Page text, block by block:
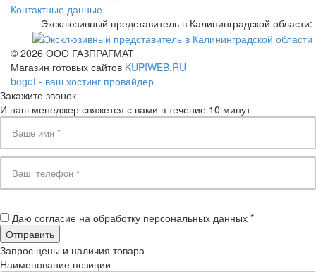
Контактные данные
Эксклюзивный представитель в Калининградской области:
© 2026 ООО ГАЗПРАГМАТ
Магазин готовых сайтов KUPIWEB.RU
beget - ваш хостинг провайдер
Закажите звонок
И наш менеджер свяжется с вами в течение 10 минут
Даю согласие на обработку персональных данных *
Запрос цены и наличия товара
Наименование позиции